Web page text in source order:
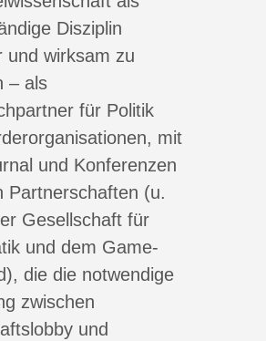
Disziplin
und wirksam zu
– als
für Politik
mit
und Konferenzen
Partnerschaften (u.
Gesellschaft für
und dem Game-
die die notwendige
zwischen
und